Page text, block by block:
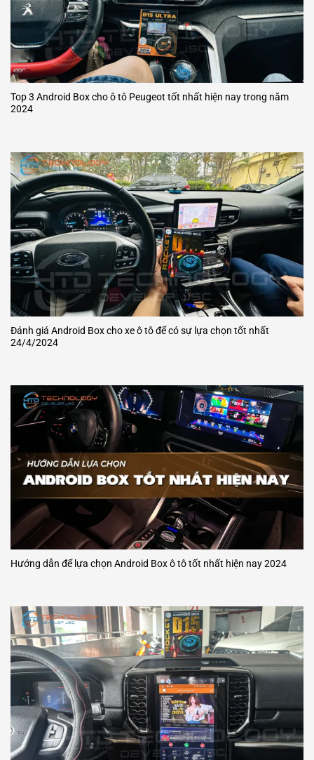
Top 3 Android Box cho ô tô Peugeot tốt nhất hiện nay trong năm
2024
Đánh giá Android Box cho xe ô tô để có sự lựa chọn tốt nhất
24/4/2024
Hướng dẫn để lựa chọn Android Box ô tô tốt nhất hiện nay 2024